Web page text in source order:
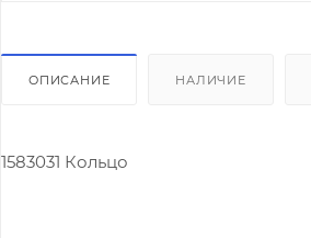
ОПИСАНИЕ НАЛИЧИЕ
1583031 Кольцо